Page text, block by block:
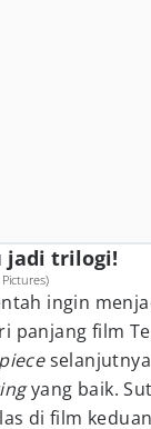
jadi trilogi!
ingin
panjang film
yang baik.
di film